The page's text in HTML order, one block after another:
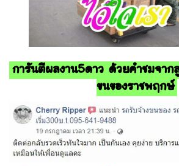
การันตีผลงาน5ดาว ด้วยคำชมจาก
ขนของราชพฤกษ์